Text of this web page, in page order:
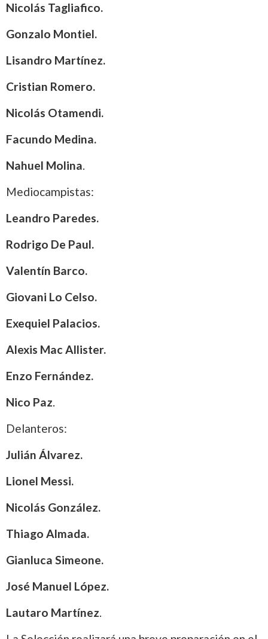
Nicolás Tagliafico.
Gonzalo Montiel.
Lisandro Martínez.
Cristian Romero.
Nicolás Otamendi.
Facundo Medina.
Nahuel Molina.
Mediocampistas:
Leandro Paredes.
Rodrigo De Paul.
Valentín Barco.
Giovani Lo Celso.
Exequiel Palacios.
Alexis Mac Allister.
Enzo Fernández.
Nico Paz.
Delanteros:
Julián Álvarez.
Lionel Messi.
Nicolás González.
Thiago Almada.
Gianluca Simeone.
José Manuel López.
Lautaro Martínez.